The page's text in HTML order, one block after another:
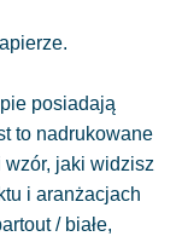
posiadają
to nadrukowane
wzór, jaki widzisz
i aranżacjach
/ białe,